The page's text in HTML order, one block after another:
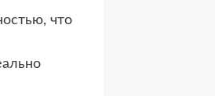
что